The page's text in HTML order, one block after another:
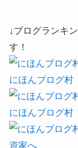
↓ブログランキ
す！
にほんブログ村
にほんブログ村